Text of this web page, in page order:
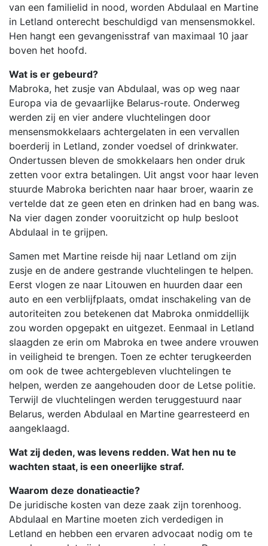
van een familielid in nood, worden Abdulaal en Martine
in Letland onterecht beschuldigd van mensensmokkel.
Hen hangt een gevangenisstraf van maximaal 10 jaar
boven het hoofd.
Wat is er gebeurd?
Mabroka, het zusje van Abdulaal, was op weg naar
Europa via de gevaarlijke Belarus-route. Onderweg
werden zij en vier andere vluchtelingen door
mensensmokkelaars achtergelaten in een vervallen
boerderij in Letland, zonder voedsel of drinkwater.
Ondertussen bleven de smokkelaars hen onder druk
zetten voor extra betalingen. Uit angst voor haar leven
stuurde Mabroka berichten naar haar broer, waarin ze
vertelde dat ze geen eten en drinken had en bang was.
Na vier dagen zonder vooruitzicht op hulp besloot
Abdulaal in te grijpen.
Samen met Martine reisde hij naar Letland om zijn
zusje en de andere gestrande vluchtelingen te helpen.
Eerst vlogen ze naar Litouwen en huurden daar een
auto en een verblijfplaats, omdat inschakeling van de
autoriteiten zou betekenen dat Mabroka onmiddellijk
zou worden opgepakt en uitgezet. Eenmaal in Letland
slaagden ze erin om Mabroka en twee andere vrouwen
in veiligheid te brengen. Toen ze echter terugkeerden
om ook de twee achtergebleven vluchtelingen te
helpen, werden ze aangehouden door de Letse politie.
Terwijl de vluchtelingen werden teruggestuurd naar
Belarus, werden Abdulaal en Martine gearresteerd en
aangeklaagd.
Wat zij deden, was levens redden. Wat hen nu te
wachten staat, is een oneerlijke straf.
Waarom deze donatieactie?
De juridische kosten van deze zaak zijn torenhoog.
Abdulaal en Martine moeten zich verdedigen in
Letland en hebben een ervaren advocaat nodig om te